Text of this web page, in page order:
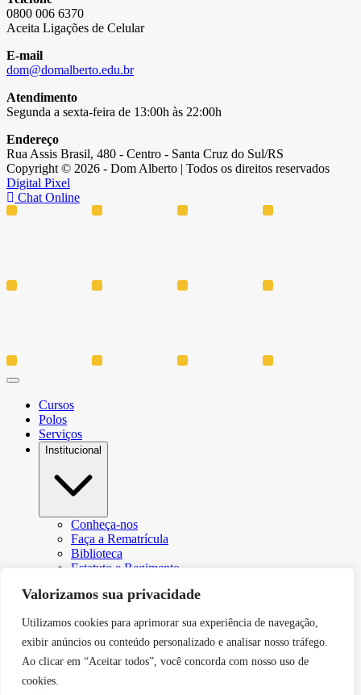
Valorizamos sua privacidade
Utilizamos cookies para aprimorar sua experiência de navegação,
exibir anúncios ou conteúdo personalizado e analisar nosso tráfego.
Ao clicar em “Aceitar todos”, você concorda com nosso uso de
cookies.
0800 006 6370
Aceita Ligações de Celular
E-mail
dom@domalberto.edu.br
Atendimento
Segunda a sexta-feira de 13:00h às 22:00h
Endereço
Rua Assis Brasil, 480 - Centro - Santa Cruz do Sul/RS
Copyright © 2026 - Dom Alberto | Todos os direitos reservados
Digital Pixel
Chat Online
Cursos
Polos
Serviços
Institucional
Conheça-nos
Faça a Rematrícula
Biblioteca
Estatuto e Regimento
Resoluções e Portarias
Egressos
CPA – Comissão Própria de Avaliação
Núcleo de Prática Jurídica
Revistas